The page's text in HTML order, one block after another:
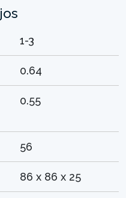
1-3
0.64
0.55
56
86 x 86 x 25